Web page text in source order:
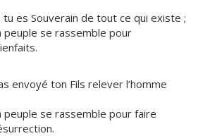
tu es Souverain de tout ce qui existe ;
peuple se rassemble pour
envoyé ton Fils relever l’homme
peuple se rassemble pour faire